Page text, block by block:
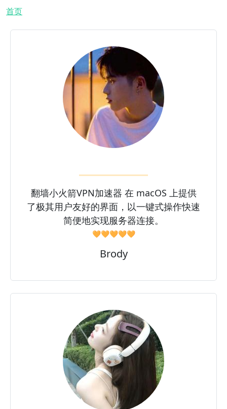
面包屑
首页
翻墙小火箭VPN加速器 在 macOS 上提供
了极其用户友好的界面，以一键式操作快速
简便地实现服务器连接。
🧡🧡🧡🧡🧡
Brody